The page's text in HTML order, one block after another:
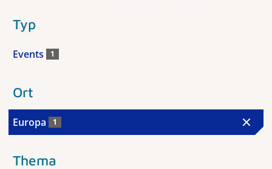
Typ
Events 1
Ort
Europa 1
Thema